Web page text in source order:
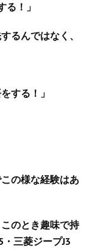
る！」
るんではなく、
する！」
の様な経験はあ
のとき趣味で持
三菱ジープJ3